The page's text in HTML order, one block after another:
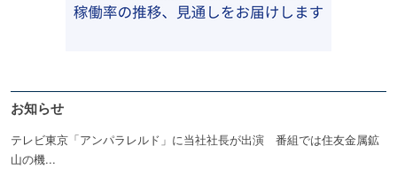
お知らせ
テレビ東京「アンパラレルド」に当社社長が出演 番組では住友金属鉱
山の機...